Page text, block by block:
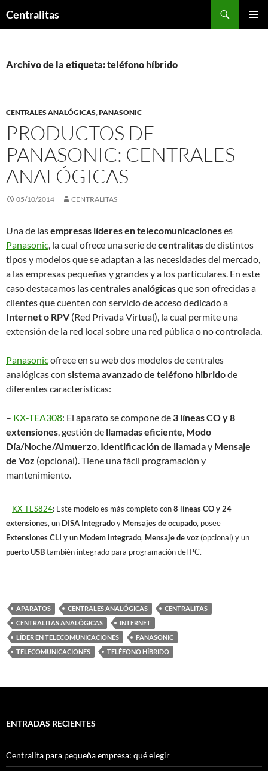
Centralitas
Archivo de la etiqueta: teléfono híbrido
CENTRALES ANALÓGICAS,PANASONIC
PRODUCTOS DE
PANASONIC: CENTRALES
ANALÓGICAS
05/10/2014 CENTRALITAS
Una de lasempresas líderes en telecomunicacioneses
Panasonic, la cual ofrece una serie decentralitasde distintos
tipos y modelos que se adaptan a las necesidades del mercado,
a las empresas pequeñas y grandes y a los particulares. En este
caso destacamos lascentrales analógicasque son ofrecidas a
clientes que cuenten con servicio de acceso dedicado a
Internet o RPV(Red Privada Virtual), la cual permite una
extensión de la red local sobre una red pública o no controlada.
Panasonicofrece en su web dos modelos de centrales
analógicas con sistema avanzado de teléfono hibridode
diferentes características:
– KX-TEA308: El aparato se compone de 3 líneas CO y 8
extensiones, gestión de llamadas eficiente, Modo
Día/Noche/Almuerzo, Identificación de llamaday Mensaje
de Voz (opcional). Tiene una fácil programación y
mantenimiento.
– KX-TES824: Este modelo es más completo con8 líneas CO y 24
extensiones, un DISA Integradoy Mensajes de ocupado, posee
Extensiones CLI yun Modem integrado, Mensaje de voz (opcional) y un
puerto USBtambién integrado para programación del PC.
APARATOS CENTRALES ANALÓGICAS
CENTRALITAS
CENTRALITAS ANALÓGICAS
INTERNET
LÍDER EN TELECOMUNICACIONES
PANASONIC
TELECOMUNICACIONES
TELÉFONO HÍBRIDO
ENTRADAS RECIENTES
Centralita para pequeña empresa: qué elegir